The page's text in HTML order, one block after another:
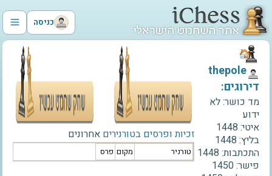
כניסה
זכיות ופרסים בטורנירים אחרונים
טורניר מקום פרס
‫thepole‬
דירוגים:
מד כושר:לא
ידוע
איטי: 1448
בליץ: 1448
התכתבות: 1448
פישר:1450